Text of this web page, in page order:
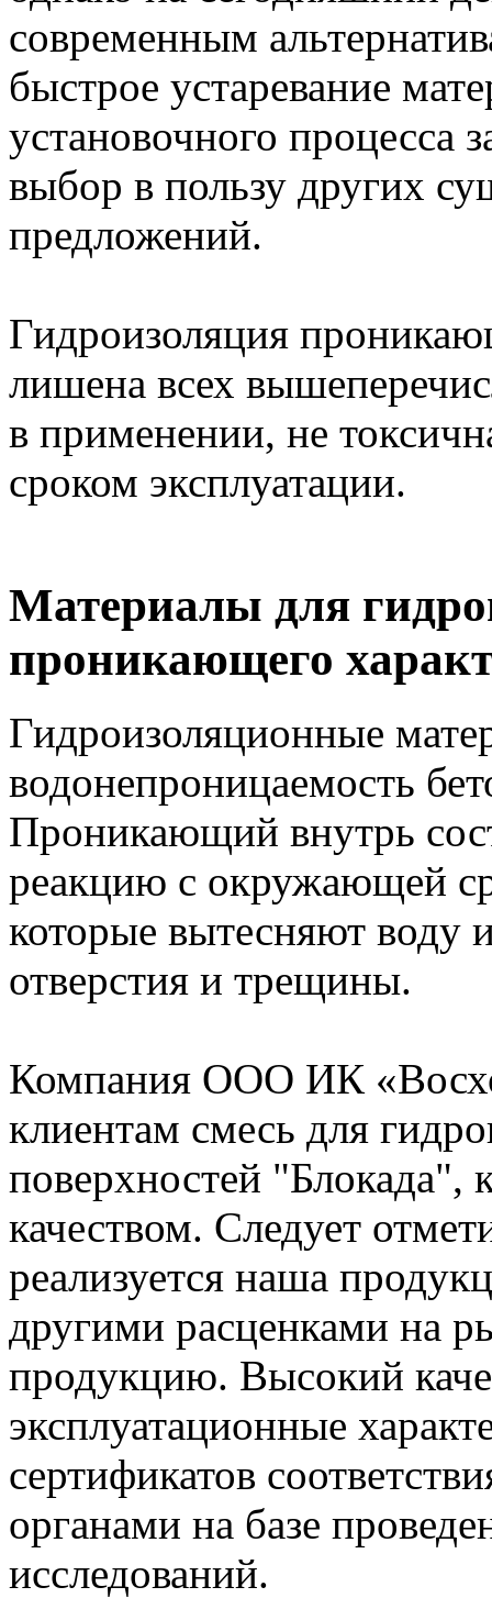
современным
быстрое устаревание
установочного процесса
выбор в пользу других
предложений.
Гидроизоляция
лишена всех
в применении, не
сроком эксплуатации.
Материалы для
проникающего
Гидроизоляционные
водонепроницаемость
Проникающий внутрь
реакцию с окружающей
которые вытесняют воду
отверстия и трещины.
Компания ООО ИК
клиентам смесь для
поверхностей "Блокада",
качеством. Следует
реализуется наша
другими расценками на
продукцию. Высокий
эксплуатационные
сертификатов
органами на базе
исследований.